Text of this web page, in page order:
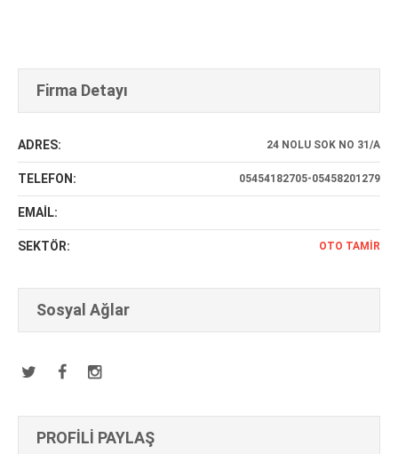
Firma Detayı
ADRES: 24 NOLU SOK NO 31/A
TELEFON: 05454182705-05458201279
EMAİL:
SEKTÖR: OTO TAMIR
Sosyal Ağlar
PROFİLİ PAYLAŞ